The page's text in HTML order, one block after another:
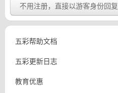
不用注册，直接以游客身份回复
五彩帮助文档
五彩更新日志
教育优惠